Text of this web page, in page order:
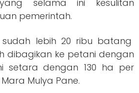
selama ini kesulitan
pemerintah.
lebih 20 ribu batang
dibagikan ke petani dengan
setara dengan 130 ha per
Mulya Pane.